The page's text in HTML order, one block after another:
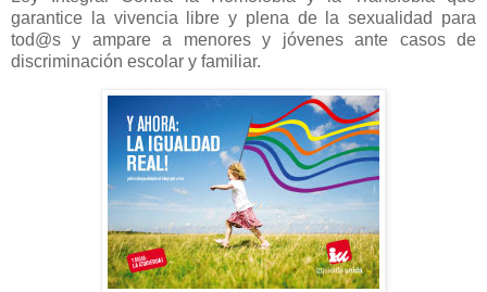
garantice la vivencia libre y plena de la sexualidad para
tod@s y ampare a menores y jóvenes ante casos de
discriminación escolar y familiar.